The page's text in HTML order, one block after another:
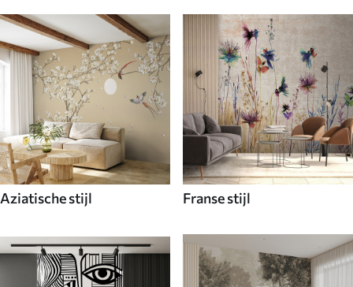
Aziatische stijl Franse stijl